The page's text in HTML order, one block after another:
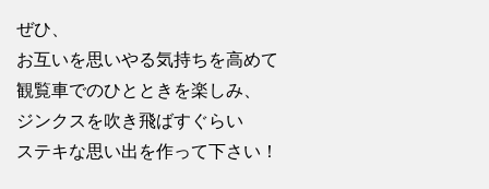
ぜひ、
お互いを思いやる気持ちを高めて
観覧車でのひとときを楽しみ、
ジンクスを吹き飛ばすぐらい
ステキな思い出を作って下さい！